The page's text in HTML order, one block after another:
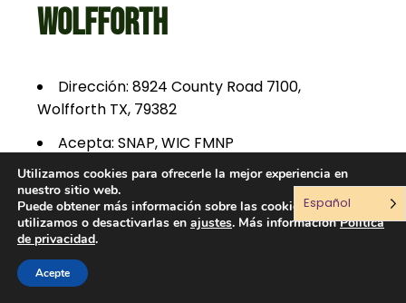
WOLFFORTH
Dirección: 8924 County Road 7100,
Wolfforth TX, 79382
Acepta: SNAP, WIC FMNP
Emparejamiento: 30 $ por visita
Horario: Sábado de 10.00 a 14.00 horas
BENEFICIOS PARA LOS
Utilizamos cookies para ofrecerle la mejor experiencia en
nuestro sitio web.
Puede obtener más información sobre las cookies que
utilizamos o desactivarlas en ajustes. Más informaciónPolítica
de privacidad.
Acepte
Español